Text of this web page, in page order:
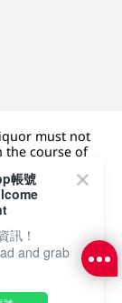
must not
the course of
歲以下人士)
Group
Company
帳號
訊！
and grab